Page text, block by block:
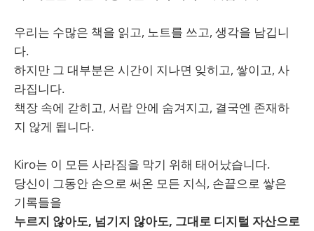
우리는 수많은 책을 읽고, 노트를 쓰고, 생각을 남깁니
다.
하지만 그 대부분은 시간이 지나면 잊히고, 쌓이고, 사
라집니다.
책장 속에 갇히고, 서랍 안에 숨겨지고, 결국엔 존재하
지 않게 됩니다.
Kiro는 이 모든 사라짐을 막기 위해 태어났습니다.
당신이 그동안 손으로 써온 모든 지식, 손끝으로 쌓은
기록들을
누르지 않아도, 넘기지 않아도, 그대로 디지털 자산으로